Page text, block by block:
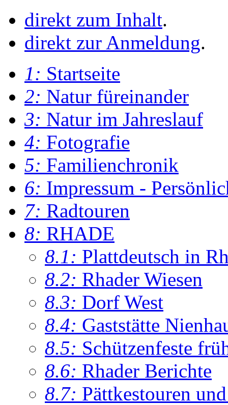
direkt zum Inhalt.
direkt zur Anmeldung.
1: Startseite
2: Natur füreinander
3: Natur im Jahreslauf
4: Fotografie
5: Familienchronik
6: Impressum -
7: Radtouren
8: RHADE
8.1: Plattdeutsch in
8.2: Rhader Wiesen
8.3: Dorf West
8.4: Gaststätte
8.5: Schützenfeste
8.6: Rhader Berichte
8.7: Pättkestouren